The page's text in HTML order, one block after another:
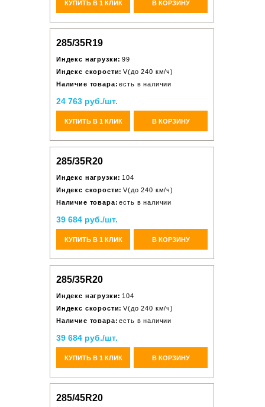
КУПИТЬ В 1 КЛИК В КОРЗИНУ
285/35R19
Индекс нагрузки: 99
Индекс скорости: V(до 240 км/ч)
Наличие товара: есть в наличии
24 763 руб./шт.
КУПИТЬ В 1 КЛИК В КОРЗИНУ
285/35R20
Индекс нагрузки: 104
Индекс скорости: V(до 240 км/ч)
Наличие товара: есть в наличии
39 684 руб./шт.
КУПИТЬ В 1 КЛИК В КОРЗИНУ
285/35R20
Индекс нагрузки: 104
Индекс скорости: V(до 240 км/ч)
Наличие товара: есть в наличии
39 684 руб./шт.
КУПИТЬ В 1 КЛИК В КОРЗИНУ
285/45R20